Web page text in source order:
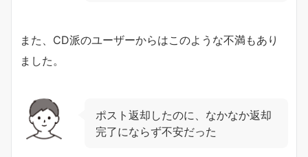
また、CD派のユーザーからはこのような不満もあり
ました。
ポスト返却したのに、なかなか返却
完了にならず不安だった